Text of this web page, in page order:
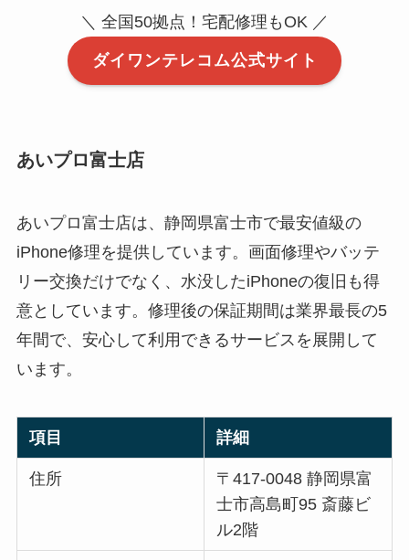
＼ 全国50拠点！宅配修理もOK ／
ダイワンテレコム公式サイト
あいプロ富士店
あいプロ富士店は、静岡県富士市で最安値級の
iPhone修理を提供しています。画面修理やバッテ
リー交換だけでなく、水没したiPhoneの復旧も得
意としています。修理後の保証期間は業界最長の5
年間で、安心して利用できるサービスを展開して
います。
項目 詳細
住所
〒417-0048 静岡県富
士市高島町95 斎藤ビ
ル2階